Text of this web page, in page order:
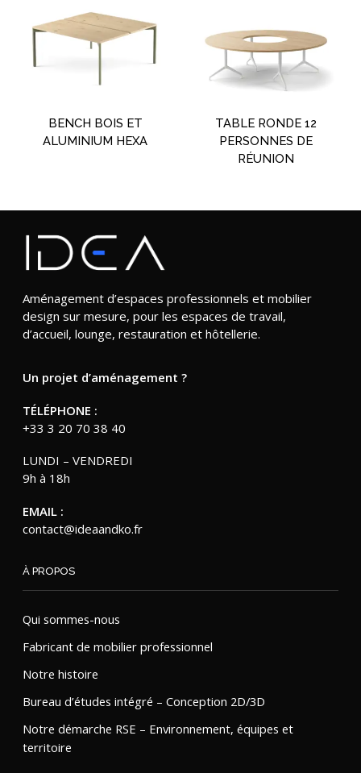
BENCH BOIS ET
ALUMINIUM HEXA
TABLE RONDE 12
PERSONNES DE
RÉUNION
Aménagement d’espaces professionnels et mobilier
design sur mesure, pour les espaces de travail,
d’accueil, lounge, restauration et hôtellerie.
Un projet d’aménagement ?
TÉLÉPHONE :
+33 3 20 70 38 40
LUNDI – VENDREDI
9h à 18h
EMAIL :
contact@ideaandko.fr
À PROPOS
Qui sommes-nous
Fabricant de mobilier professionnel
Notre histoire
Bureau d’études intégré – Conception 2D/3D
Notre démarche RSE – Environnement, équipes et
territoire